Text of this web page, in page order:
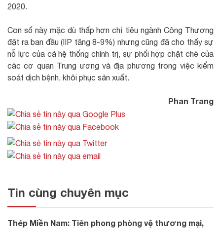
2020.
Con số này mặc dù thấp hơn chỉ tiêu ngành Công Thương
đặt ra ban đầu (IIP tăng 8-9%) nhưng cũng đã cho thấy sự
nỗ lực của cả hệ thống chính trị, sự phối hợp chặt chẽ của
các cơ quan Trung ương và địa phương trong việc kiểm
soát dịch bệnh, khôi phục sản xuất.
Phan Trang
Tin cùng chuyên mục
Thép Miền Nam: Tiên phong phòng vệ thương mại,